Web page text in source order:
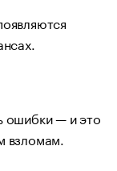
ошибки — и это
взломам.